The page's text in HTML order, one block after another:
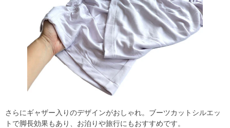
さらにギャザー入りのデザインがおしゃれ。ブーツカットシルエッ
トで脚長効果もあり、お泊りや旅行にもおすすめです。